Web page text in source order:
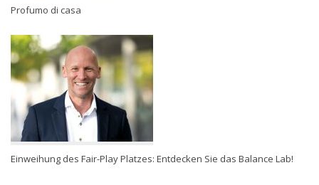
Profumo di casa
Einweihung des Fair-Play Platzes: Entdecken Sie das Balance Lab!